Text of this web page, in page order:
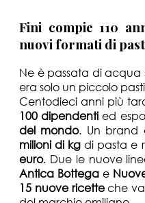
Fini compie 110
nuovi formati di
Ne è passata di
era solo un piccolo
Centodieci anni più
100 dipendentied
del mondo. Un brand
milioni di kg di pasta e
euro. Due le nuove
Antica Bottega e
15 nuove ricetteche